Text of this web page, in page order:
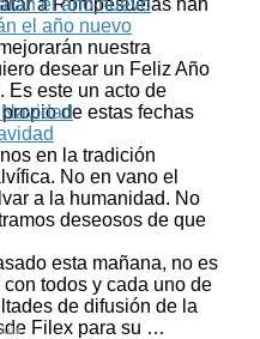
el año nuevo
nuestra
desear un Feliz Año
Es este un acto de
de estas fechas
en la tradición
No en vano el
a la humanidad. No
deseosos de que
esta mañana, no es
todos y cada uno de
de difusión de la
Filex para su …